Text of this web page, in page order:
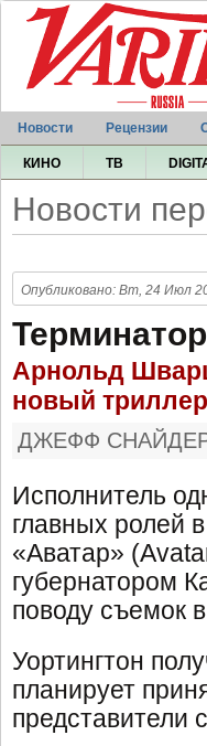
Новости Рецензии
КИНО ТВ
Новости
Опубликовано: Вт, 24 Июл
Арнольд
новый триллер
ДЖЕФФ
Исполнитель
главных ролей
«Аватар»
губернатором
поводу съемок
Уортингтон
планирует
представители